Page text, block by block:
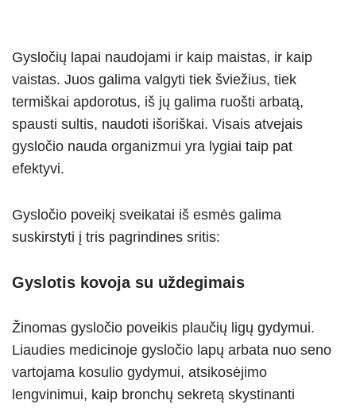
Gysločių lapai naudojami ir kaip maistas, ir kaip
vaistas. Juos galima valgyti tiek šviežius, tiek
termiškai apdorotus, iš jų galima ruošti arbatą,
spausti sultis, naudoti išoriškai. Visais atvejais
gysločio nauda organizmui yra lygiai taip pat
efektyvi.
Gysločio poveikį sveikatai iš esmės galima
suskirstyti į tris pagrindines sritis:
Gyslotis kovoja su uždegimais
Žinomas gysločio poveikis plaučių ligų gydymui.
Liaudies medicinoje gysločio lapų arbata nuo seno
vartojama kosulio gydymui, atsikosėjimo
lengvinimui, kaip bronchų sekretą skystinanti